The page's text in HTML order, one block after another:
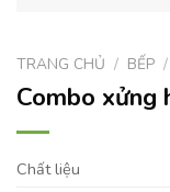
TRANG CHỦ / BẾP /
Combo xửng
Chất liệu